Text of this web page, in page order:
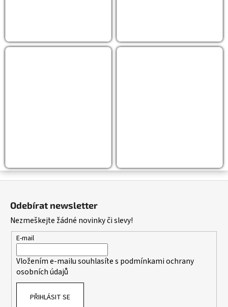
Odebírat newsletter
Nezmeškejte žádné novinky či slevy!
E-mail
Vložením e-mailu souhlasíte s podmínkami ochrany
osobních údajů
PŘIHLÁSIT SE